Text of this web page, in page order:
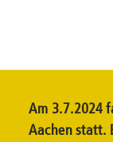
Am 3.7.2024
Aachen statt.